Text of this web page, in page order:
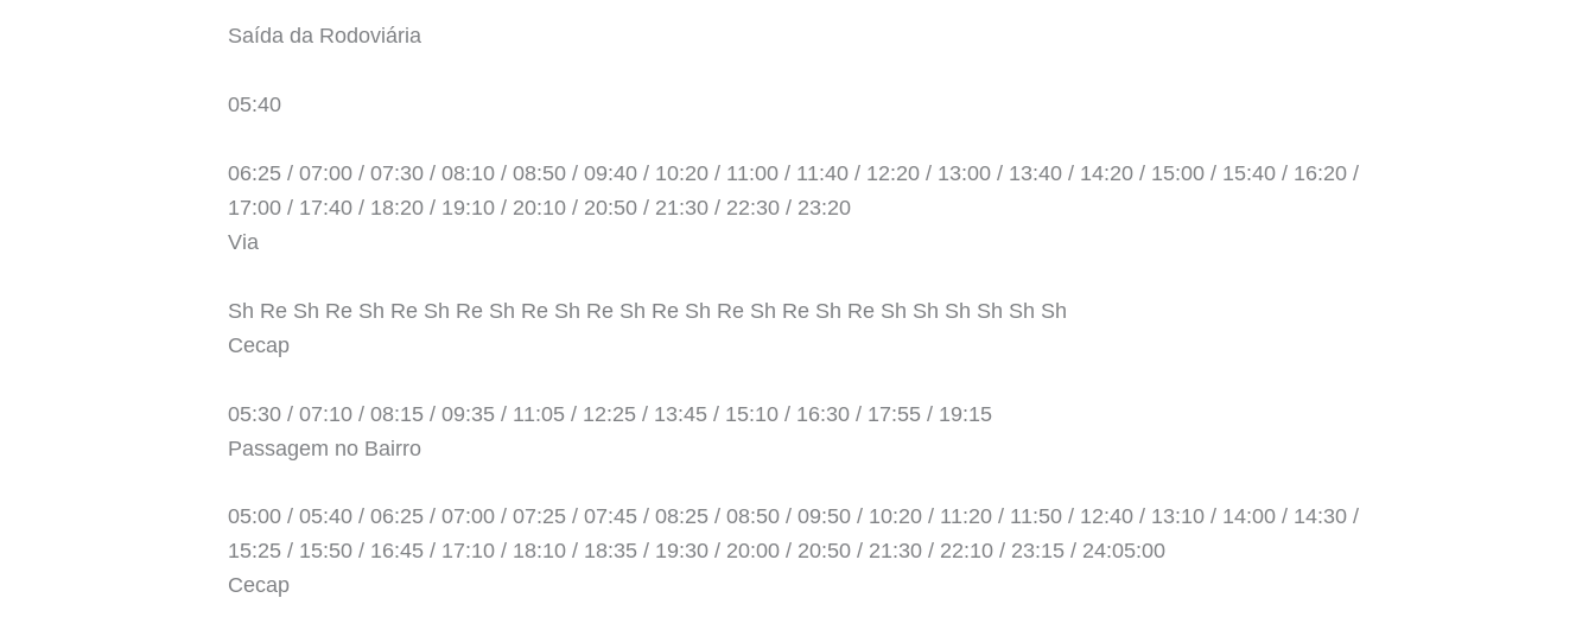
Saída da Rodoviária
05:40
06:25 / 07:00 / 07:30 / 08:10 / 08:50 / 09:40 / 10:20 / 11:00 / 11:40 / 12:20 / 13:00 / 13:40 / 14:20 / 15:00 / 15:40 / 16:20 /
17:00 / 17:40 / 18:20 / 19:10 / 20:10 / 20:50 / 21:30 / 22:30 / 23:20
Via
Sh Re Sh Re Sh Re Sh Re Sh Re Sh Re Sh Re Sh Re Sh Re Sh Re Sh Sh Sh Sh Sh Sh
Cecap
05:30 / 07:10 / 08:15 / 09:35 / 11:05 / 12:25 / 13:45 / 15:10 / 16:30 / 17:55 / 19:15
Passagem no Bairro
05:00 / 05:40 / 06:25 / 07:00 / 07:25 / 07:45 / 08:25 / 08:50 / 09:50 / 10:20 / 11:20 / 11:50 / 12:40 / 13:10 / 14:00 / 14:30 /
15:25 / 15:50 / 16:45 / 17:10 / 18:10 / 18:35 / 19:30 / 20:00 / 20:50 / 21:30 / 22:10 / 23:15 / 24:05:00
Cecap